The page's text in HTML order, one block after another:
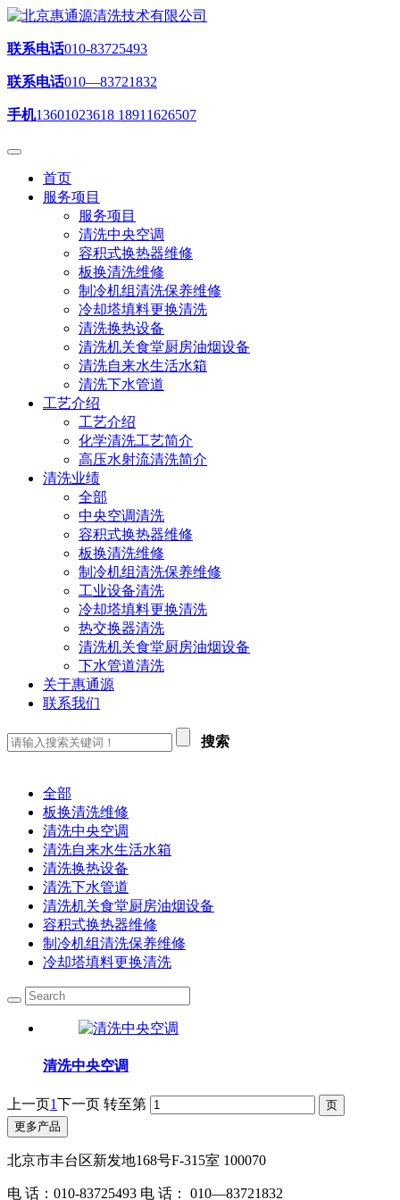
联系电话010-83725493
联系电话010—83721832
手机13601023618 18911626507
首页
服务项目
服务项目
清洗中央空调
容积式换热器维修
板换清洗维修
制冷机组清洗保养维修
冷却塔填料更换清洗
清洗换热设备
清洗机关食堂厨房油烟设备
清洗自来水生活水箱
清洗下水管道
工艺介绍
工艺介绍
化学清洗工艺简介
高压水射流清洗简介
清洗业绩
全部
中央空调清洗
容积式换热器维修
板换清洗维修
制冷机组清洗保养维修
工业设备清洗
冷却塔填料更换清洗
热交换器清洗
清洗机关食堂厨房油烟设备
下水管道清洗
关于惠通源
联系我们
搜索
全部
板换清洗维修
清洗中央空调
清洗自来水生活水箱
清洗换热设备
清洗下水管道
清洗机关食堂厨房油烟设备
容积式换热器维修
制冷机组清洗保养维修
冷却塔填料更换清洗
清洗中央空调
上一页1下一页 转至第
更多产品
北京市丰台区新发地168号F-315室 100070
电 话：010-83725493 电 话： 010—83721832